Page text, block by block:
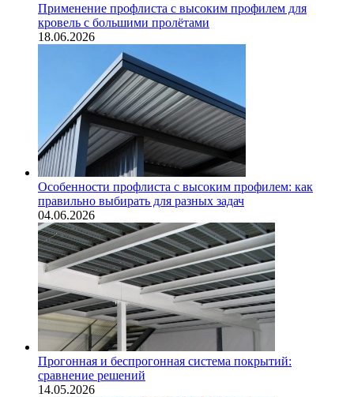
Применение профлиста с высоким профилем для
кровель с большими пролётами
18.06.2026
Особенности профлиста с высоким профилем: как
правильно выбирать для разных задач
04.06.2026
Прогонная и беспрогонная система покрытий:
сравнение решений
14.05.2026